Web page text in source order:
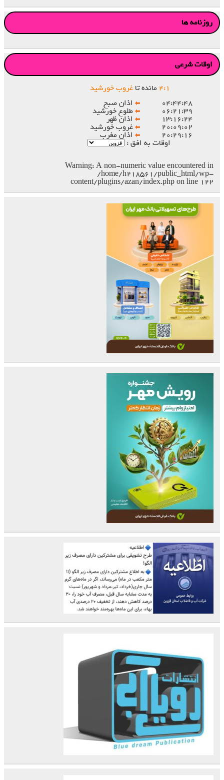
روزنامه ها
اوقات شرعی
۴:۱ مانده تا غروب خورشید
۰۴:۴۴:۴۸
اذان صبح
۰۶:۲۱:۳۹ طلوع خورشید
۱۳:۱۶:۲۴ اذان ظهر
۲۰:۰۹:۰۲ غروب خورشید
۲۰:۲۹:۱۶ اذان مغرب
اوقات به افق :
Warning: A non-numeric value encountered in
/home/h218561/public_html/wp-
content/plugins/azan/index.phpon line ۱۲۲